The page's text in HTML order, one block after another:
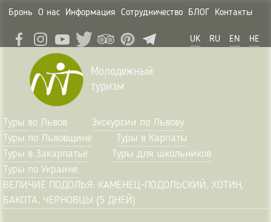
Бронь О нас Информация Сотрудничество БЛОГ Контакты
UK RU EN HE
Молодежный
туризм
Туры во Львов
Экскурсии по Львову
Туры по Львовщине
Туры в Карпаты
Туры в Закарпатье
Туры для школьников
Туры по Украине
ВЕЛИЧИЕ ПОДОЛЬЯ: КАМЕНЕЦ-ПОДОЛЬСКИЙ, ХОТИН,
БАКОТА, ЧЕРНОВЦЫ (5 ДНЕЙ)